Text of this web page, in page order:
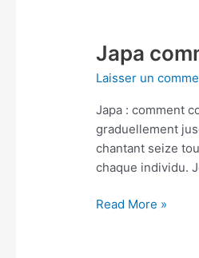
Japa
Laisser un
Japa : comment
graduellement
chantant seize
chaque individu.
Read More »